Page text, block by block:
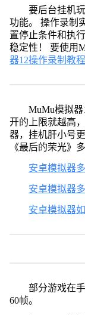
要后台挂机
功能。 操作录制
置停止条件和执
稳定性！ 要使用
器12操作录制教程
MuMu模拟
开的上限就越高
器，挂机肝小号
《最后的荣光》
安卓模拟器
安卓模拟器
安卓模拟器
部分游戏在
60帧。